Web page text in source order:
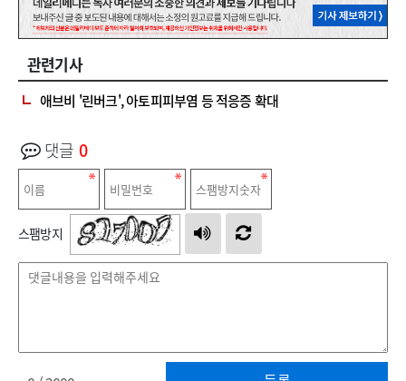
관련기사
애브비 '린버크', 아토피피부염 등 적응증 확대
댓글 0
스팸방지